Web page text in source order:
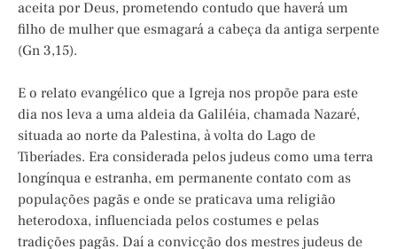
aceita por Deus, prometendo contudo que haverá um
filho de mulher que esmagará a cabeça da antiga serpente
(Gn 3,15).
E o relato evangélico que a Igreja nos propõe para este
dia nos leva a uma aldeia da Galiléia, chamada Nazaré,
situada ao norte da Palestina, à volta do Lago de
Tiberíades. Era considerada pelos judeus como uma terra
longínqua e estranha, em permanente contato com as
populações pagãs e onde se praticava uma religião
heterodoxa, influenciada pelos costumes e pelas
tradições pagãs. Daí a convicção dos mestres judeus de